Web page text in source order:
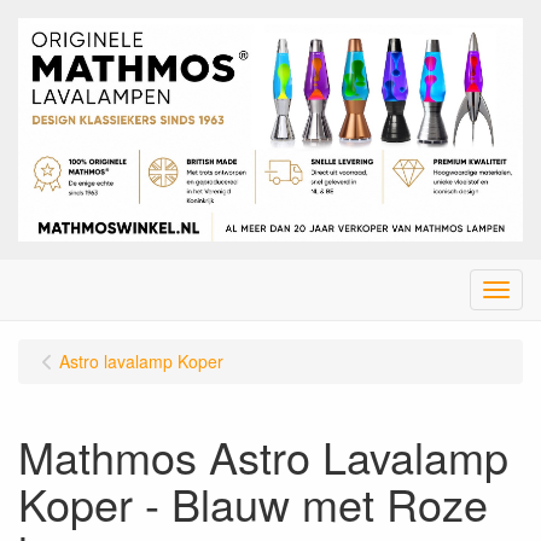
Menu
Astro lavalamp Koper
Mathmos Astro Lavalamp
Koper - Blauw met Roze